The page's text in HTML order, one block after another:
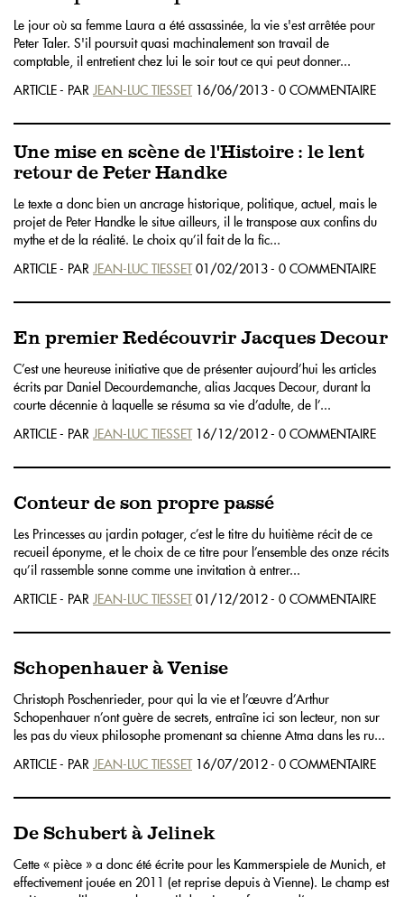
Le jour où sa femme Laura a été assassinée, la vie s'est arrêtée pour
Peter Taler. S'il poursuit quasi machinalement son travail de
comptable, il entretient chez lui le soir tout ce qui peut donner...
ARTICLE - PAR JEAN-LUC TIESSET16/06/2013 - 0 COMMENTAIRE
Une mise en scène de l'Histoire : le lent
retour de Peter Handke
Le texte a donc bien un ancrage historique, politique, actuel, mais le
projet de Peter Handke le situe ailleurs, il le transpose aux confins du
mythe et de la réalité. Le choix qu’il fait de la fic...
ARTICLE - PAR JEAN-LUC TIESSET01/02/2013 - 0 COMMENTAIRE
En premier Redécouvrir Jacques Decour
C’est une heureuse initiative que de présenter aujourd’hui les articles
écrits par Daniel Decourdemanche, alias Jacques Decour, durant la
courte décennie à laquelle se résuma sa vie d’adulte, de l’...
ARTICLE - PAR JEAN-LUC TIESSET16/12/2012 - 0 COMMENTAIRE
Conteur de son propre passé
Les Princesses au jardin potager, c’est le titre du huitième récit de ce
recueil éponyme, et le choix de ce titre pour l’ensemble des onze récits
qu’il rassemble sonne comme une invitation à entrer...
ARTICLE - PAR JEAN-LUC TIESSET01/12/2012 - 0 COMMENTAIRE
Schopenhauer à Venise
Christoph Poschenrieder, pour qui la vie et l’œuvre d’Arthur
Schopenhauer n’ont guère de secrets, entraîne ici son lecteur, non sur
les pas du vieux philosophe promenant sa chienne Atma dans les ru...
ARTICLE - PAR JEAN-LUC TIESSET16/07/2012 - 0 COMMENTAIRE
De Schubert à Jelinek
Cette « pièce » a donc été écrite pour les Kammerspiele de Munich, et
effectivement jouée en 2011 (et reprise depuis à Vienne). Le champ est